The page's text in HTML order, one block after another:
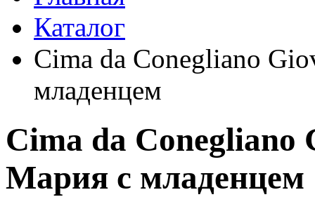
Каталог
Cima da Conegliano
младенцем
Cima da Conegliano
Мария с младенцем